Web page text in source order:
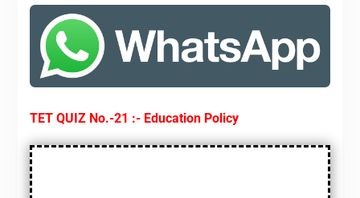
TET QUIZ No.-21 :- Education Policy